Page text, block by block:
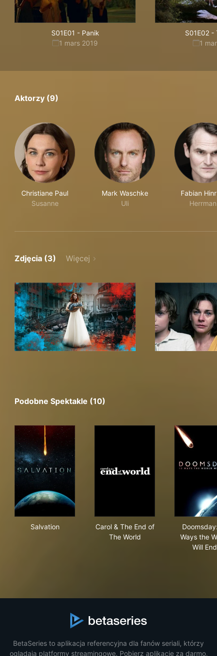
S01E01 - Panik
1 mars 2019
S01E02 -
1
Aktorzy (9)
Christiane Paul
Susanne
Mark Waschke
Uli
Fabian
Zdjęcia (3) Więcej
Podobne Spektakle (10)
Salvation
Carol & The End of
The World
Ways the
Will End
BetaSeries to aplikacja referencyjna dla fanów seriali, którzy
oglądają platformy streamingowe. Pobierz aplikację za darmo,